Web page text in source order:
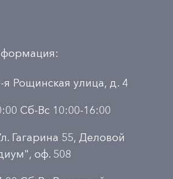
я Рощинская улица, д. 4
Сб-Вс 10:00-16:00
Гагарина 55, Деловой
оф. 508